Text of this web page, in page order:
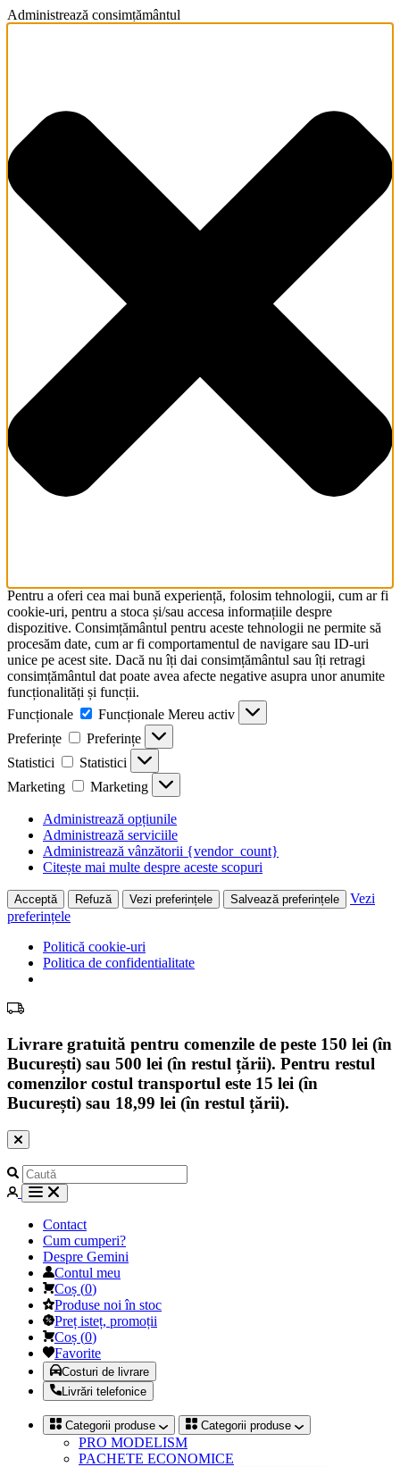
Administrează consimțământul
Pentru a oferi cea mai bună experiență, folosim tehnologii, cum ar fi
cookie-uri, pentru a stoca și/sau accesa informațiile despre
dispozitive. Consimțământul pentru aceste tehnologii ne permite să
procesăm date, cum ar fi comportamentul de navigare sau ID-uri
unice pe acest site. Dacă nu îți dai consimțământul sau îți retragi
consimțământul dat poate avea afecte negative asupra unor anumite
funcționalități și funcții.
Funcționale
Funcționale Mereu activ
Preferințe
Preferințe
Statistici
Statistici
Marketing
Marketing
Administrează opțiunile
Administrează serviciile
Administrează vânzătorii {vendor_count}
Citește mai multe despre aceste scopuri
Acceptă Refuză Vezi preferințele Salvează preferințele
Vezi
preferințele
Politică cookie-uri
Politica de confidentialitate
Livrare gratuită pentru comenzile de peste 150 lei (în
București) sau 500 lei (în restul țării). Pentru restul
comenzilor costul transportul este 15 lei (în
București) sau 18,99 lei (în restul țării).
Contact
Cum cumperi?
Despre Gemini
Contul meu
Coș (0)
Produse noi în stoc
Preț isteț, promoții
Coș (0)
Favorite
Costuri de livrare
Livrări telefonice
Categorii produse Categorii produse
PRO MODELISM
PACHETE ECONOMICE